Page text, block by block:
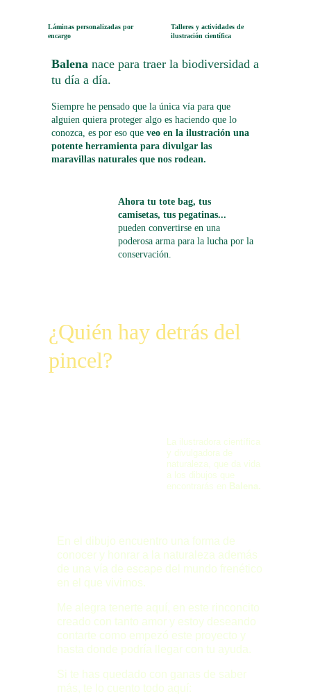
Talleres y actividades de
ilustración científica
Láminas personalizadas por
encargo
Balena nace para traer la biodiversidad a
tu día a día.
Siempre he pensado que la única vía para que
alguien quiera proteger algo es haciendo que lo
conozca, es por eso que veo en la ilustración una
potente herramienta para divulgar las
maravillas naturales que nos rodean.
Ahora tu tote bag, tus
camisetas, tus pegatinas...
pueden convertirse en una
poderosa arma para la lucha por la
conservación.
¿Quién hay detrás del
pincel?
En el dibujo encuentro una forma de
conocer y honrar a la naturaleza además
de una vía de escape del mundo frenético
en el que vivimos.
Me alegra tenerte aquí, en este rinconcito
creado con tanto amor y estoy deseando
contarte como empezó este proyecto y
hasta donde podría llegar con tu ayuda.
Si te has quedado con ganas de saber
más, te lo cuento todo aquí:
La ilustradora científica
y divulgadora de
naturaleza, que da vida
a los dibujos que
encontrarás en Balena.